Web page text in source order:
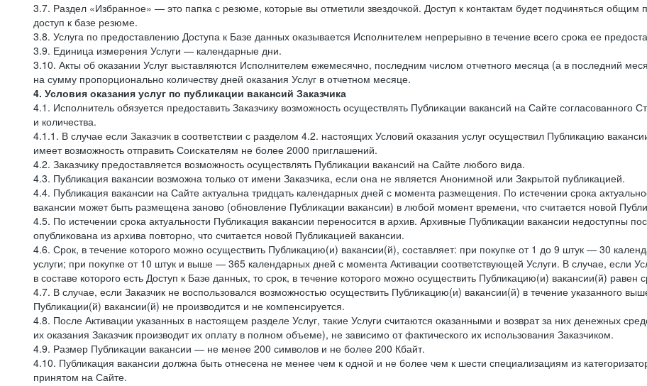
3.7. Раздел «Избранное» — это папка с резюме, которые вы отметили звездочкой. Доступ к контактам будет подчиняться
доступ к базе резюме.
3.8. Услуга по предоставлению Доступа к Базе данных оказывается Исполнителем непрерывно в течение всего срока ее
3.9. Единица измерения Услуги — календарные дни.
3.10. Акты об оказании Услуг выставляются Исполнителем ежемесячно, последним числом отчетного месяца (а в последний
на сумму пропорционально количеству дней оказания Услуг в отчетном месяце.
4. Условия оказания услуг по публикации вакансий Заказчика
4.1. Исполнитель обязуется предоставить Заказчику возможность осуществлять Публикации вакансий на Сайте согласованного
и количества.
4.1.1. В случае если Заказчик в соответствии с разделом 4.2. настоящих Условий оказания услуг осуществил Публикацию
имеет возможность отправить Соискателям не более 2000 приглашений.
4.2. Заказчику предоставляется возможность осуществлять Публикации вакансий на Сайте любого вида.
4.3. Публикация вакансии возможна только от имени Заказчика, если она не является Анонимной или Закрытой публикацией.
4.4. Публикация вакансии на Сайте актуальна тридцать календарных дней с момента размещения. По истечении срока
вакансии может быть размещена заново (обновление Публикации вакансии) в любой момент времени, что считается новой
4.5. По истечении срока актуальности Публикация вакансии переносится в архив. Архивные Публикации вакансии недоступны
опубликована из архива повторно, что считается новой Публикацией вакансии.
4.6. Срок, в течение которого можно осуществить Публикацию(и) вакансии(й), составляет: при покупке от 1 до 9 штук — 30
услуги; при покупке от 10 штук и выше — 365 календарных дней с момента Активации соответствующей Услуги. В случае, если
в составе которого есть Доступ к Базе данных, то срок, в течение которого можно осуществить Публикацию(и) вакансии(й) равен
4.7. В случае, если Заказчик не воспользовался возможностью осуществить Публикацию(и) вакансии(й) в течение указанного
Публикации(й) вакансии(й) не производится и не компенсируется.
4.8. После Активации указанных в настоящем разделе Услуг, такие Услуги считаются оказанными и возврат за них денежных
их оказания Заказчик производит их оплату в полном объеме), не зависимо от фактического их использования Заказчиком.
4.9. Размер Публикации вакансии — не менее 200 символов и не более 200 Кбайт.
4.10. Публикация вакансии должна быть отнесена не менее чем к одной и не более чем к шести специализациям из
принятом на Сайте.